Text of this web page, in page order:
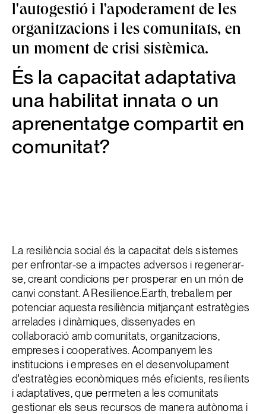
l'autogestió i l'apoderament de les
organitzacions i les comunitats, en
un moment de crisi sistèmica.
És la capacitat adaptativa
una habilitat innata o un
aprenentatge compartit en
comunitat?
La resiliència social és la capacitat dels sistemes
per enfrontar-se a impactes adversos i regenerar-
se, creant condicions per prosperar en un món de
canvi constant. A Resilience.Earth, treballem per
potenciar aquesta resiliència mitjançant estratègies
arrelades i dinàmiques, dissenyades en
col·laboració amb comunitats, organitzacions,
empreses i cooperatives. Acompanyem les
institucions i empreses en el desenvolupament
d'estratègies econòmiques més eficients, resilients
i adaptatives, que permeten a les comunitats
gestionar els seus recursos de manera autònoma i